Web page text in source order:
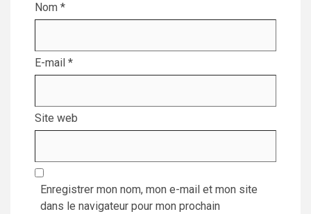
Nom *
E-mail *
Site web
Enregistrer mon nom, mon e-mail et mon site
dans le navigateur pour mon prochain